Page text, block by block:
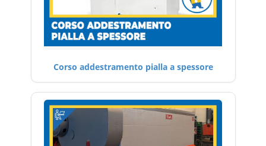
Corso addestramento pialla a spessore